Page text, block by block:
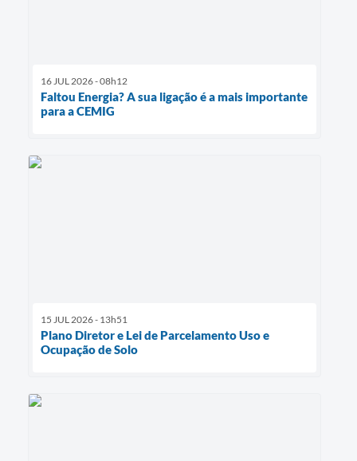
16 JUL 2026 - 08h12
Faltou Energia? A sua ligação é a mais importante
para a CEMIG
15 JUL 2026 - 13h51
Plano Diretor e Lei de Parcelamento Uso e
Ocupação de Solo